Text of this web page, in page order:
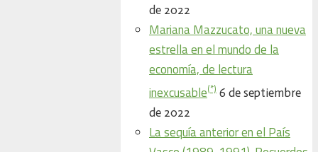
de 2022
Mariana Mazzucato, una nueva
estrella en el mundo de la
economía, de lectura
inexcusable(*) 6 de septiembre
de 2022
La sequía anterior en el País